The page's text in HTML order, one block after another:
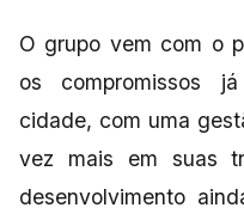
O grupo vem com o
os compromissos
cidade, com uma
vez mais em suas
desenvolvimento